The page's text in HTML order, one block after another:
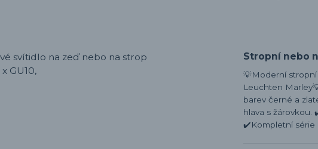
Stropní nebo
💡Moderní
Leuchten
barev černé a
hlava s žárovkou.
✔️Kompletní série